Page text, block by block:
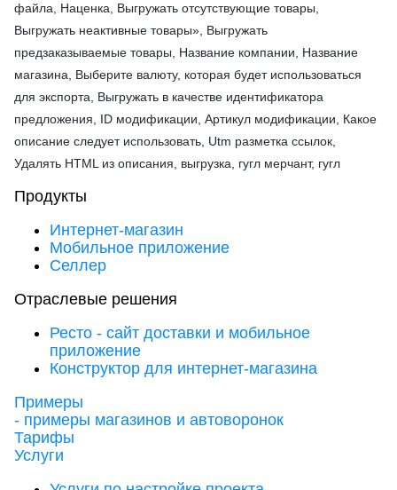
файла, Наценка, Выгружать отсутствующие товары,
Выгружать неактивные товары», Выгружать
предзаказываемые товары, Название компании, Название
магазина, Выберите валюту, которая будет использоваться
для экспорта, Выгружать в качестве идентификатора
предложения, ID модификации, Артикул модификации, Какое
описание следует использовать, Utm разметка ссылок,
Удалять HTML из описания, выгрузка, гугл мерчант, гугл
Продукты
Интернет-магазин
Мобильное приложение
Селлер
Отраслевые решения
Ресто - сайт доставки и мобильное
приложение
Конструктор для интернет-магазина
Примеры
- примеры магазинов и автоворонок
Тарифы
Услуги